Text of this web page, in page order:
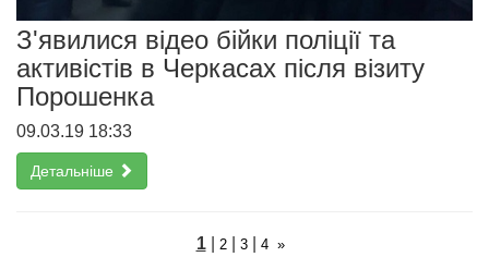
З'явилися відео бійки поліції та
активістів в Черкасах після візиту
Порошенка
09.03.19 18:33
Детальніше
1| 2| 3| 4 »